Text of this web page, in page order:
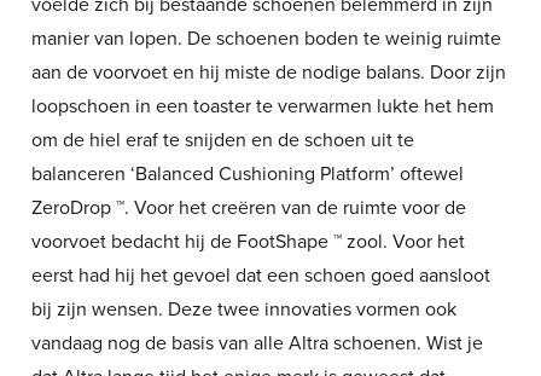
voelde zich bij bestaande schoenen belemmerd in zijn
manier van lopen. De schoenen boden te weinig ruimte
aan de voorvoet en hij miste de nodige balans. Door zijn
loopschoen in een toaster te verwarmen lukte het hem
om de hiel eraf te snijden en de schoen uit te
balanceren ‘Balanced Cushioning Platform’ oftewel
ZeroDrop ™. Voor het creëren van de ruimte voor de
voorvoet bedacht hij de FootShape ™ zool. Voor het
eerst had hij het gevoel dat een schoen goed aansloot
bij zijn wensen. Deze twee innovaties vormen ook
vandaag nog de basis van alle Altra schoenen. Wist je